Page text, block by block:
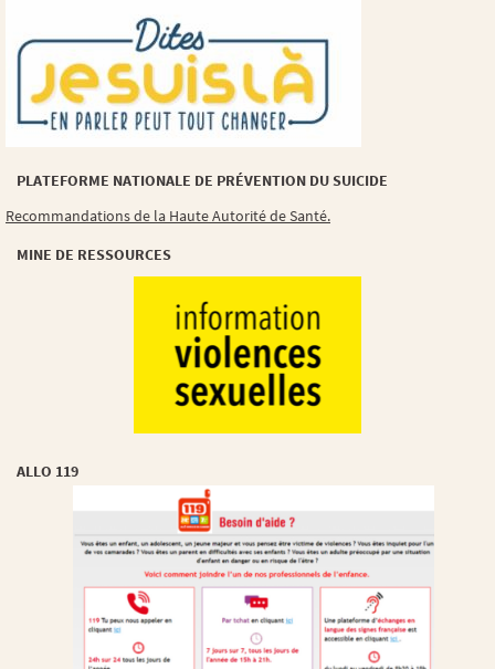
PLATEFORME NATIONALE DE PRÉVENTION DU SUICIDE
Recommandations de la Haute Autorité de Santé.
MINE DE RESSOURCES
ALLO 119